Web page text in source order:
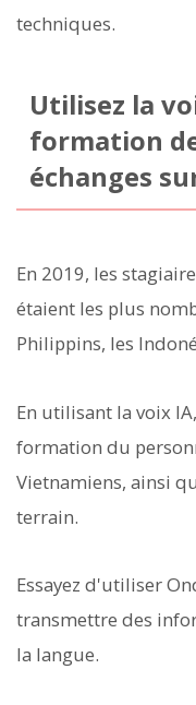
techniques.
Utilisez la
formation
échanges
En 2019, les
étaient les plus
Philippins, les
En utilisant la voix
formation du
Vietnamiens, ainsi
terrain.
Essayez d'utiliser
transmettre des
la langue.